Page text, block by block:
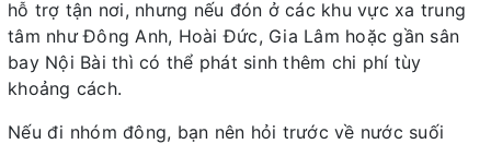
hỗ trợ tận nơi, nhưng nếu đón ở các khu vực xa trung
tâm như Đông Anh, Hoài Đức, Gia Lâm hoặc gần sân
bay Nội Bài thì có thể phát sinh thêm chi phí tùy
khoảng cách.
Nếu đi nhóm đông, bạn nên hỏi trước về nước suối